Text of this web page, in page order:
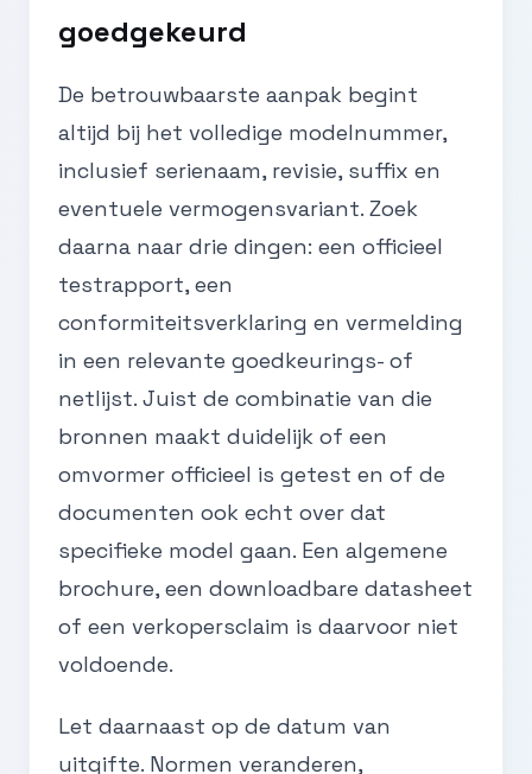
goedgekeurd
De betrouwbaarste aanpak begint
altijd bij het volledige modelnummer,
inclusief serienaam, revisie, suffix en
eventuele vermogensvariant. Zoek
daarna naar drie dingen: een officieel
testrapport, een
conformiteitsverklaring en vermelding
in een relevante goedkeurings- of
netlijst. Juist de combinatie van die
bronnen maakt duidelijk of een
omvormer officieel is getest en of de
documenten ook echt over dat
specifieke model gaan. Een algemene
brochure, een downloadbare datasheet
of een verkopersclaim is daarvoor niet
voldoende.
Let daarnaast op de datum van
uitgifte. Normen veranderen,